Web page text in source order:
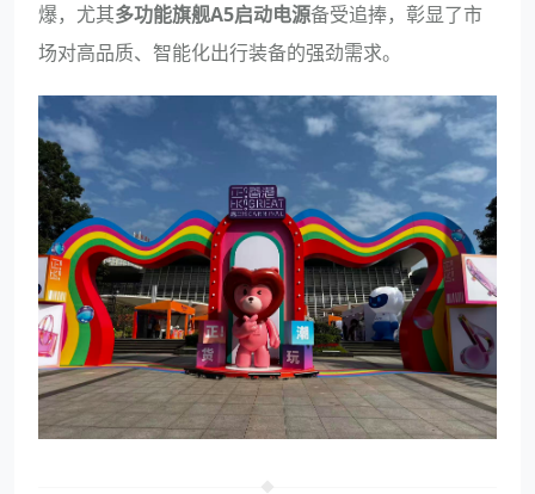
爆，尤其多功能旗舰A5启动电源备受追捧，彰显了市
场对高品质、智能化出行装备的强劲需求。